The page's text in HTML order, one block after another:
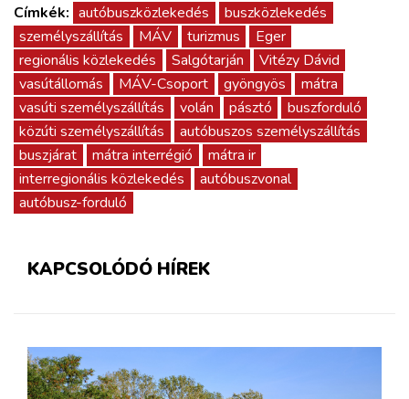
Címkék: autóbuszközlekedés
buszközlekedés
személyszállítás
MÁV turizmus
Eger
regionális közlekedés
Salgótarján
Vitézy Dávid
vasútállomás
MÁV-Csoport gyöngyös
mátra
vasúti személyszállítás
volán pásztó
buszforduló
közúti személyszállítás
autóbuszos személyszállítás
buszjárat
mátra interrégió
mátra ir
interregionális közlekedés
autóbuszvonal
autóbusz-forduló
KAPCSOLÓDÓ HÍREK